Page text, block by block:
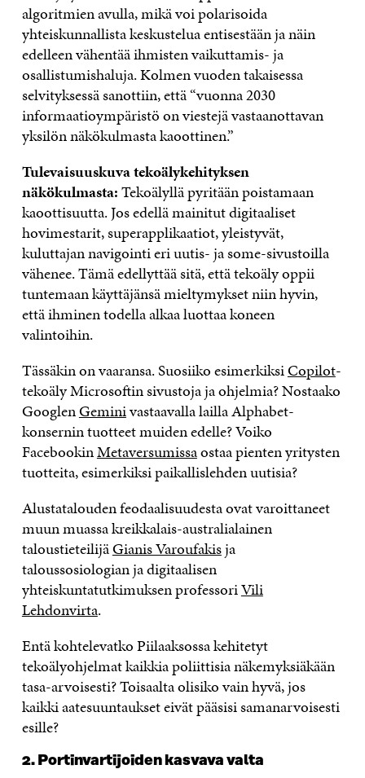
algoritmien avulla, mikä voi polarisoida
yhteiskunnallista keskustelua entisestään ja näin
edelleen vähentää ihmisten vaikuttamis- ja
osallistumishaluja. Kolmen vuoden takaisessa
selvityksessä sanottiin, että “vuonna 2030
informaatioympäristö on viestejä vastaanottavan
yksilön näkökulmasta kaoottinen.”
Tulevaisuuskuva tekoälykehityksen
näkökulmasta:Tekoälyllä pyritään poistamaan
kaoottisuutta. Jos edellä mainitut digitaaliset
hovimestarit, superapplikaatiot, yleistyvät,
kuluttajan navigointi eri uutis- ja some-sivustoilla
vähenee. Tämä edellyttää sitä, että tekoäly oppii
tuntemaan käyttäjänsä mieltymykset niin hyvin,
että ihminen todella alkaa luottaa koneen
valintoihin.
Tässäkin on vaaransa. Suosiiko esimerkiksiCopilot-
tekoäly Microsoftin sivustoja ja ohjelmia? Nostaako
GooglenGeminivastaavalla lailla Alphabet-
konsernin tuotteet muiden edelle? Voiko
FacebookinMetaversumissaostaa pienten yritysten
tuotteita, esimerkiksi paikallislehden uutisia?
Alustatalouden feodaalisuudesta ovat varoittaneet
muun muassa kreikkalais-australialainen
taloustieteilijäGianis Varoufakisja
taloussosiologian ja digitaalisen
yhteiskuntatutkimuksen professoriVili
Lehdonvirta.
Entä kohtelevatko Piilaaksossa kehitetyt
tekoälyohjelmat kaikkia poliittisia näkemyksiäkään
tasa-arvoisesti? Toisaalta olisiko vain hyvä, jos
kaikki aatesuuntaukset eivät pääsisi samanarvoisesti
esille?
2. Portinvartijoiden kasvava valta